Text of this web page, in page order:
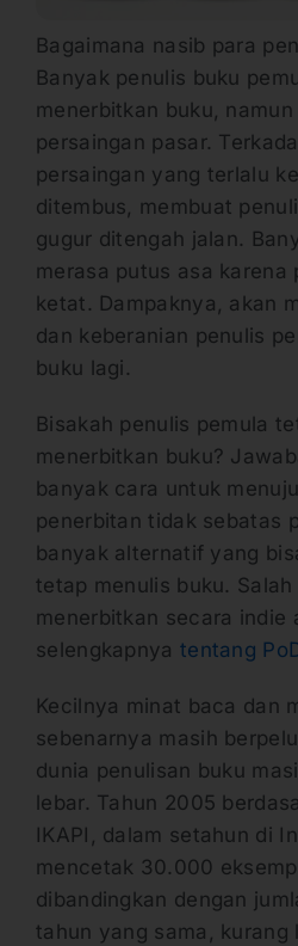
Bagaimana nasib para
Banyak penulis buku
menerbitkan buku,
persaingan pasar.
persaingan yang terlalu
ditembus, membuat
gugur ditengah jalan.
merasa putus asa karena
ketat. Dampaknya, akan
dan keberanian penulis
buku lagi.
Bisakah penulis pemula
menerbitkan buku?
banyak cara untuk
penerbitan tidak sebatas
banyak alternatif yang
tetap menulis buku.
menerbitkan secara indie
selengkapnya tentang
Kecilnya minat baca dan
sebenarnya masih
dunia penulisan buku
lebar. Tahun 2005
IKAPI, dalam setahun di
mencetak 30.000
dibandingkan dengan
tahun yang sama, kurang